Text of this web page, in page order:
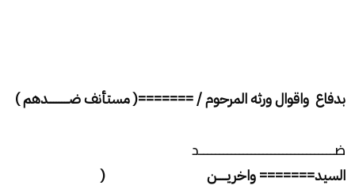
بدفاع واقوال ورثه المرحوم / =======( مستأنف ضـــــــــــــدهم )
ضــــــــــــــــــــــــــــــــــد
السيد======= واخريــــــن (